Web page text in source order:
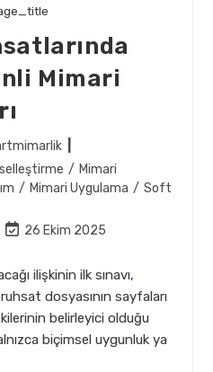
Mimari
/ Mimari
/ Mimari Uygulama / Soft
Post
modified:
26 Ekim 2025
ilişkinin ilk sınavı,
dosyasının sayfaları
belirleyici olduğu
biçimsel uygunluk ya